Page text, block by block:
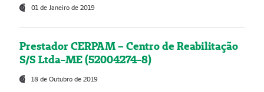
01 de Janeiro de 2019
Prestador CERPAM – Centro de Reabilitação
S/S Ltda-ME (52004274-8)
18 de Outubro de 2019